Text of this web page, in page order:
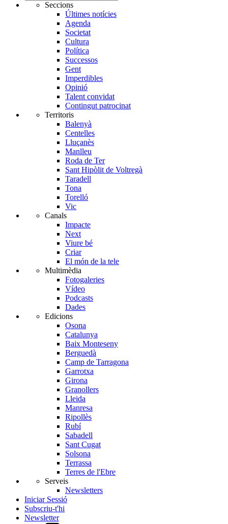
Seccions
Últimes notícies
Agenda
Societat
Cultura
Política
Successos
Gent
Imperdibles
Opinió
Talent convidat
Contingut patrocinat
Territoris
Balenyà
Centelles
Lluçanès
Manlleu
Roda de Ter
Sant Hipòlit de Voltregà
Taradell
Tona
Torelló
Vic
Canals
Impacte
Next
Viure bé
Criar
El món de la tele
Multimèdia
Fotogaleries
Vídeo
Podcasts
Dades
Edicions
Osona
Catalunya
Baix Monteseny
Berguedà
Camp de Tarragona
Garrotxa
Girona
Granollers
Lleida
Manresa
Ripollès
Rubí
Sabadell
Sant Cugat
Solsona
Terrassa
Terres de l'Ebre
Serveis
Newsletters
Iniciar Sessió
Subscriu-t'hi
Newsletter